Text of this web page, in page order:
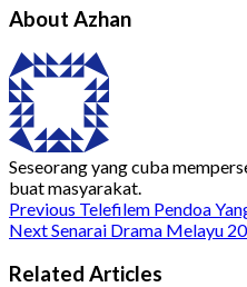
About Azhan
Seseorang yang cuba
buat masyarakat.
Previous Telefilem Pendoa
NextSenarai Drama Melayu
Related Articles